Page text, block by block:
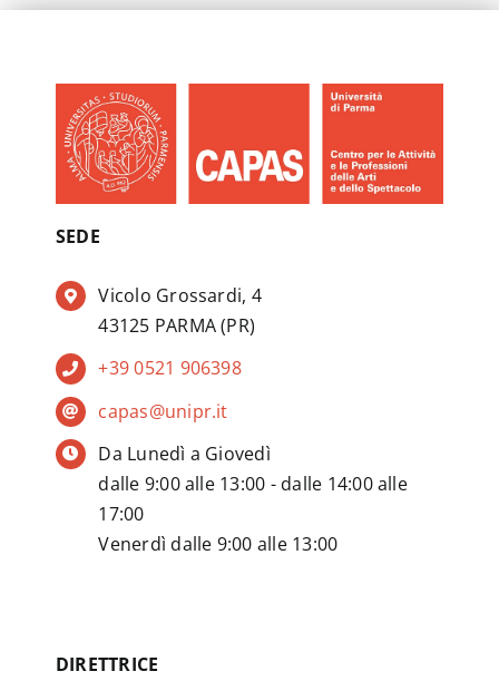
SEDE
Vicolo Grossardi, 4
43125 PARMA (PR)
+39 0521 906398
capas@unipr.it
Da Lunedì a Giovedì
dalle 9:00 alle 13:00 - dalle 14:00 alle
17:00
Venerdì dalle 9:00 alle 13:00
DIRETTRICE